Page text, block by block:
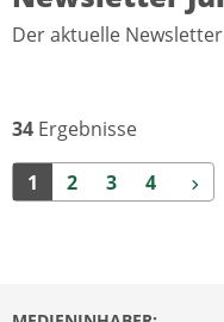
Der aktuelle
34 Ergebnisse
1 2 3 4